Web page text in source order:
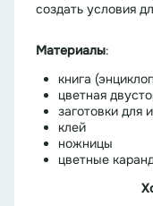
создать условия
Материалы:
книга
цветная
заготовки для
клей
ножницы
цветные